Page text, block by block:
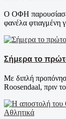
Ο ΟΦΗ παρουσίασε
φανέλα φτιαγμένη
Σήμερα το
Με διπλή
Roosendaal, πριν
Αθλητικά